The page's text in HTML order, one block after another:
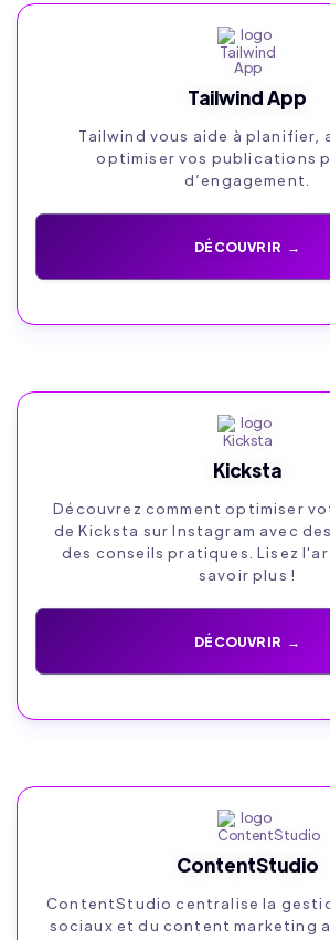
Tailwind App
Tailwind vous aide à planifier,
optimiser vos publications
d’engagement.
DÉCOUVRIR →
Kicksta
Découvrez comment optimiser
de Kicksta sur Instagram avec
des conseils pratiques. Lisez
savoir plus !
DÉCOUVRIR →
ContentStudio
ContentStudio centralise la
sociaux et du content marketing